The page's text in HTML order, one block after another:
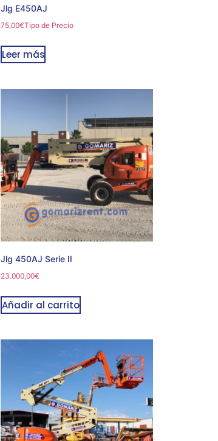
Jlg E450AJ
75,00€Tipo de Precio
Leer más
Jlg 450AJ Serie II
23.000,00€
Añadir al carrito